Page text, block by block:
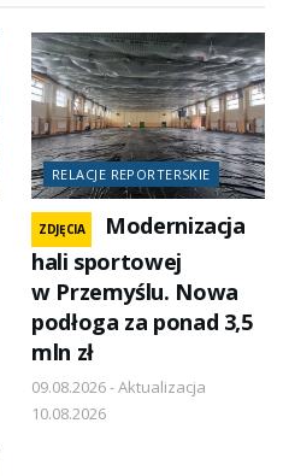
RELACJE REPORTERSKIE
ZDJĘCIA
Modernizacja
hali sportowej
w Przemyślu. Nowa
podłoga za ponad 3,5
mln zł
09.08.2026 - Aktualizacja
10.08.2026